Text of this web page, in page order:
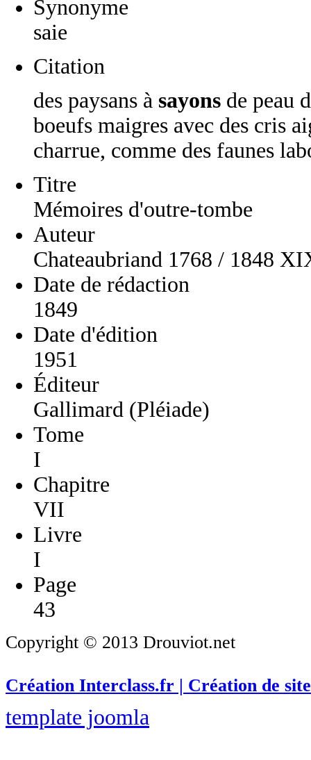
Synonyme
saie
Citation
des paysans à sayons de peau
boeufs maigres avec des cris
charrue, comme des faunes
Titre
Mémoires d'outre-tombe
Auteur
Chateaubriand 1768 / 1848
Date de rédaction
1849
Date d'édition
1951
Éditeur
Gallimard (Pléiade)
Tome
I
Chapitre
VII
Livre
I
Page
43
Copyright © 2013 Drouviot.net
Création Interclass.fr | Création de
template joomla